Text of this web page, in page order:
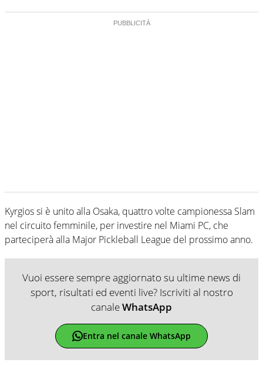
Kyrgios si è unito alla Osaka, quattro volte campionessa Slam
nel circuito femminile, per investire nel Miami PC, che
parteciperà alla Major Pickleball League del prossimo anno.
Vuoi essere sempre aggiornato su ultime news di
sport, risultati ed eventi live? Iscriviti al nostro
canaleWhatsApp
Entra nel canale WhatsApp